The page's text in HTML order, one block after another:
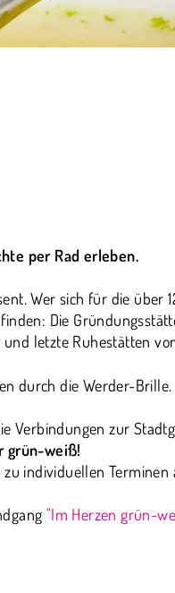
per Rad erleben.
Wer sich für die über
Die
letzte Ruhestätten
durch die Werder-Brille.
Verbindungen zur
grün-weiß!
individuellen Terminen
"Im Herzen grün-